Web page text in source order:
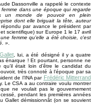
Dassonville a rappelé le contexte
dans une époque qui regarde
un monde de pouvoir en plein
dont elle briguait la tête, auteur
par avance le président par
scientifique) sur Europe 1 le 17 avril
femme qu'elle a été choisie, c'est
»
, lui, a été désigné il y a quatre
énarque ! Et pourtant, personne ne
était loin d’être le candidat du
très connoté à l’époque par sa
de l’INA par Frédéric Mitterrand
Le CSA a au contraire voulu montrer
ne voulait pas le gouvernement
pendant les premières années
Gallet démissionnât (on se souvient